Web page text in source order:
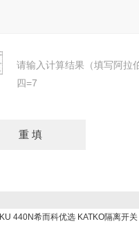
请输入计算结果（填写阿拉
四=7
KU 440N希而科优选 KATKO隔离开关